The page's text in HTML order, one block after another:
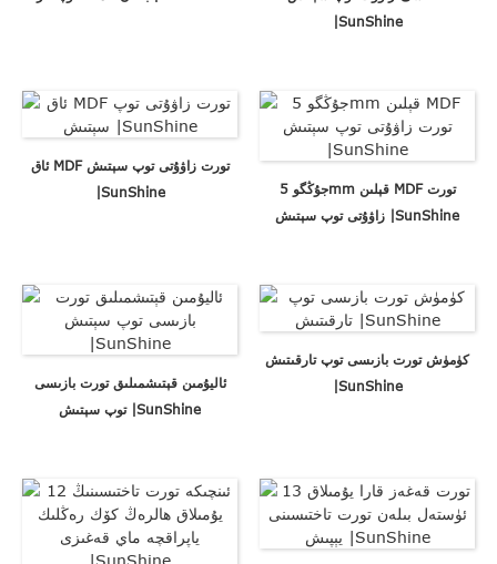
|SunShine
ئاق MDF تورت زاۋۇتى توپ سېتىش
|SunShine
جۇڭگو 5mm قېلىن MDF تورت
زاۋۇتى توپ سېتىش |SunShine
ئاليۇمىن قېتىشمىلىق تورت بازىسى
توپ سېتىش |SunShine
كۈمۈش تورت بازىسى توپ تارقىتىش
|SunShine